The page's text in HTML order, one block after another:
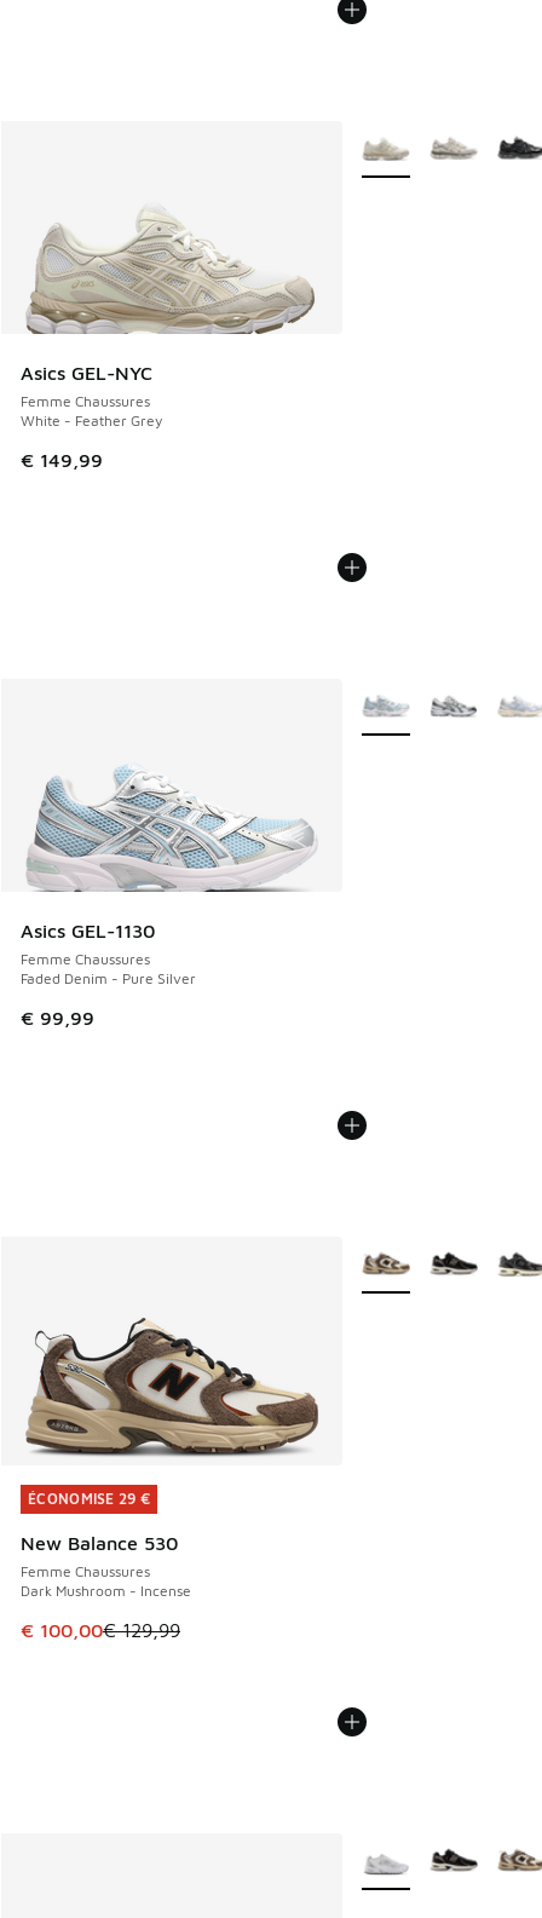
Asics GEL-NYC
Femme Chaussures
White - Feather Grey
€ 149,99
Plus de couleurs
Asics GEL-1130
Femme Chaussures
Faded Denim - Pure Silver
€ 99,99
Plus de couleurs
ÉCONOMISE 29 €
New Balance 530
Femme Chaussures
Dark Mushroom - Incense
Cet article est en promotion. Prix en baisse de € 129,99 à
€ 100,00€ 129,99
ÉCONOMISE 29 €
Plus de couleurs
Plus de couleurs